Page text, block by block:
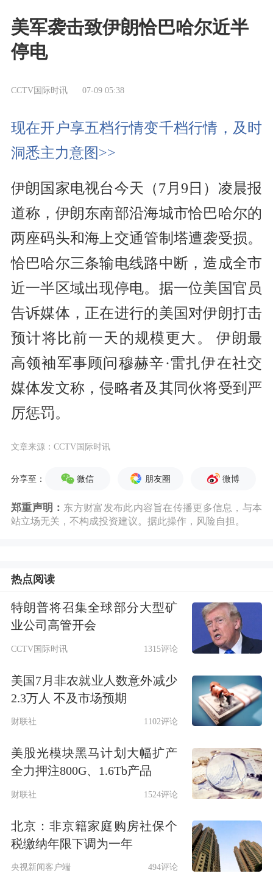
美军袭击致伊朗恰巴哈尔近半
停电
CCTV国际时讯 07-09 05:38
现在开户享五档行情变千档行情，及时
洞悉主力意图>>
伊朗国家电视台今天（7月9日）凌晨报
道称，伊朗东南部沿海城市恰巴哈尔的
两座码头和海上交通管制塔遭袭受损。
恰巴哈尔三条输电线路中断，造成全市
近一半区域出现停电。据一位美国官员
告诉媒体，正在进行的美国对伊朗打击
预计将比前一天的规模更大。 伊朗最
高领袖军事顾问穆赫辛·雷扎伊在社交
媒体发文称，侵略者及其同伙将受到严
厉惩罚。
文章来源：CCTV国际时讯
分享至： 微信 朋友圈 微博
郑重声明： 东方财富发布此内容旨在传播更多信息，与本
站立场无关，不构成投资建议。据此操作，风险自担。
热点阅读
特朗普将召集全球部分大型矿
业公司高管开会
CCTV国际时讯 1315评论
美国7月非农就业人数意外减少
2.3万人 不及市场预期
财联社 1102评论
美股光模块黑马计划大幅扩产
全力押注800G、1.6Tb产品
财联社 1524评论
北京：非京籍家庭购房社保个
税缴纳年限下调为一年
央视新闻客户端 494评论